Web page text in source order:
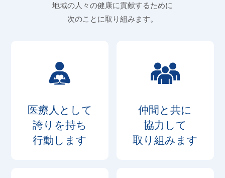
地域の人々の健康に貢献するために
次のことに取り組みます。
医療人として
誇りを持ち
行動します
仲間と共に
協力して
取り組みます